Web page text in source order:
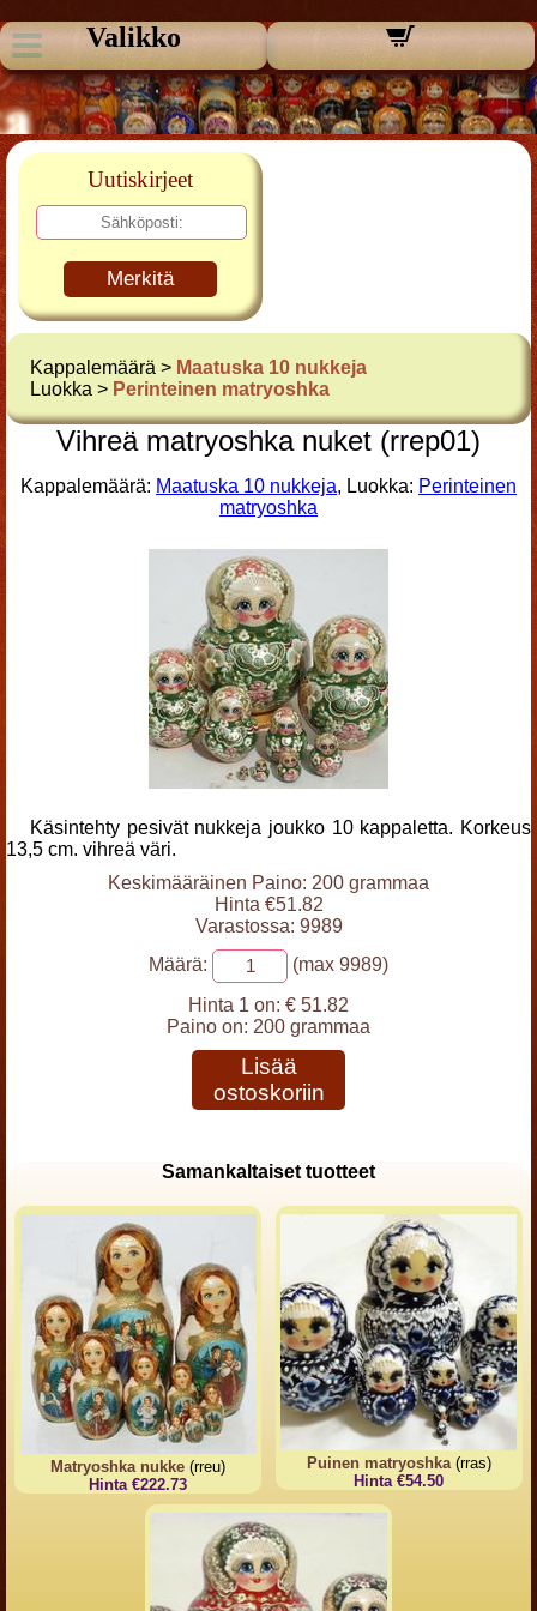
Valikko
Uutiskirjeet
Merkitä
Kappalemäärä > Maatuska 10 nukkeja
Luokka > Perinteinen matryoshka
Vihreä matryoshka nuket (rrep01)
Kappalemäärä: Maatuska 10 nukkeja, Luokka: Perinteinen
matryoshka
Käsintehty pesivät nukkeja joukko 10 kappaletta. Korkeus
13,5 cm. vihreä väri.
Keskimääräinen Paino: 200 grammaa
Hinta €51.82
Varastossa: 9989
Määrä:
(max 9989)
Hinta 1 on: € 51.82
Paino on: 200 grammaa
Lisää
ostoskoriin
Samankaltaiset tuotteet
Matryoshka nukke (rreu)
Hinta €222.73
Puinen matryoshka(rras)
Hinta €54.50